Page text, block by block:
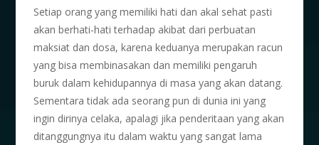
Setiap orang yang memiliki hati dan akal sehat pasti
akan berhati-hati terhadap akibat dari perbuatan
maksiat dan dosa, karena keduanya merupakan racun
yang bisa membinasakan dan memiliki pengaruh
buruk dalam kehidupannya di masa yang akan datang.
Sementara tidak ada seorang pun di dunia ini yang
ingin dirinya celaka, apalagi jika penderitaan yang akan
ditanggungnya itu dalam waktu yang sangat lama